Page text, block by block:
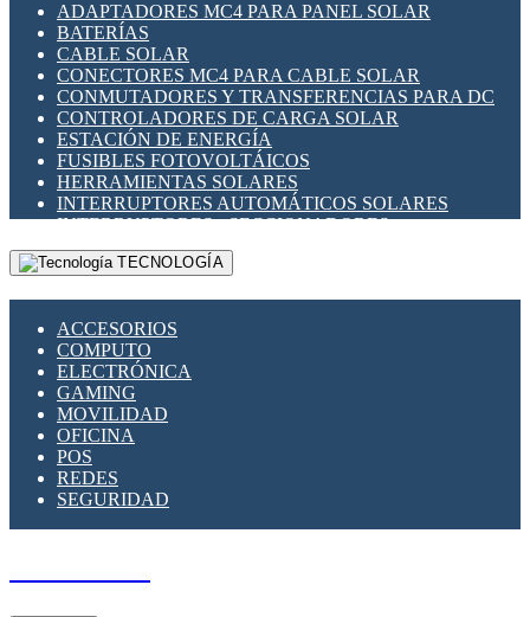
ADAPTADORES MC4 PARA PANEL SOLAR
BATERÍAS
CABLE SOLAR
CONECTORES MC4 PARA CABLE SOLAR
CONMUTADORES Y TRANSFERENCIAS PARA DC
CONTROLADORES DE CARGA SOLAR
ESTACIÓN DE ENERGÍA
FUSIBLES FOTOVOLTÁICOS
HERRAMIENTAS SOLARES
INTERRUPTORES AUTOMÁTICOS SOLARES
INTERRUPTORES - SECCIONADORES
FOTOVOLTÁICOS
MONTAJE PANEL SOLAR
SUPRESOR DE TRANSIENTES SPDS PARA
APLICACIONES FOTOVOLTAICAS
TECNOLOGÍA
ACCESORIOS
COMPUTO
ELECTRÓNICA
GAMING
MOVILIDAD
OFICINA
POS
REDES
SEGURIDAD